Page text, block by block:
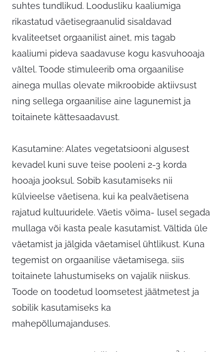
suhtes tundlikud. Loodusliku kaaliumiga
rikastatud väetisegraanulid sisaldavad
kvaliteetset orgaanilist ainet, mis tagab
kaaliumi pideva saadavuse kogu kasvuhooaja
vältel. Toode stimuleerib oma orgaanilise
ainega mullas olevate mikroobide aktiivsust
ning sellega orgaanilise aine lagunemist ja
toitainete kättesaadavust.
Kasutamine: Alates vegetatsiooni algusest
kevadel kuni suve teise pooleni 2-3 korda
hooaja jooksul. Sobib kasutamiseks nii
külvieelse väetisena, kui ka pealväetisena
rajatud kultuuridele. Väetis võima- lusel segada
mullaga või kasta peale kasutamist. Vältida üle
väetamist ja jälgida väetamisel ühtlikust. Kuna
tegemist on orgaanilise väetamisega, siis
toitainete lahustumiseks on vajalik niiskus.
Toode on toodetud loomsetest jäätmetest ja
sobilik kasutamiseks ka
mahepõllumajanduses.